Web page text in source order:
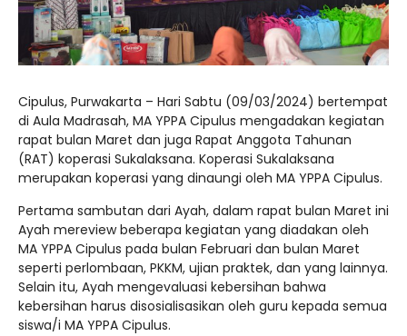
Cipulus, Purwakarta – Hari Sabtu (09/03/2024) bertempat
di Aula Madrasah, MA YPPA Cipulus mengadakan kegiatan
rapat bulan Maret dan juga Rapat Anggota Tahunan
(RAT) koperasi Sukalaksana. Koperasi Sukalaksana
merupakan koperasi yang dinaungi oleh MA YPPA Cipulus.
Pertama sambutan dari Ayah, dalam rapat bulan Maret ini
Ayah mereview beberapa kegiatan yang diadakan oleh
MA YPPA Cipulus pada bulan Februari dan bulan Maret
seperti perlombaan, PKKM, ujian praktek, dan yang lainnya.
Selain itu, Ayah mengevaluasi kebersihan bahwa
kebersihan harus disosialisasikan oleh guru kepada semua
siswa/i MA YPPA Cipulus.